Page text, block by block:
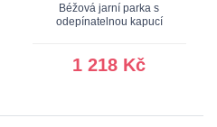
Béžová jarní parka s
odepínatelnou kapucí
1 218 Kč